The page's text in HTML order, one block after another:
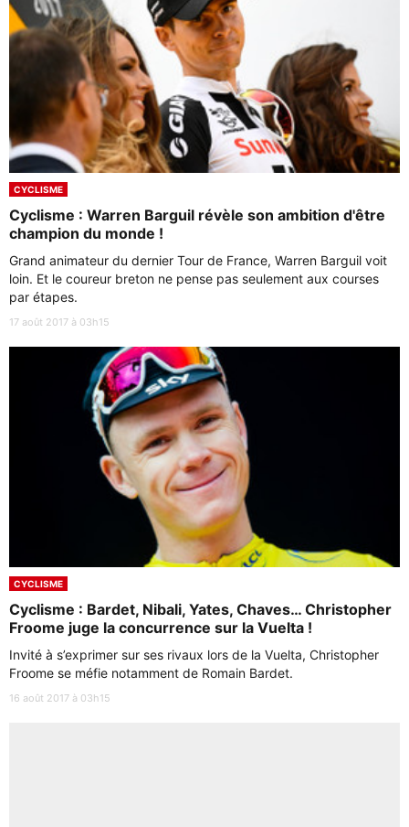
CYCLISME
Cyclisme : Warren Barguil révèle son ambition d'être
champion du monde !
Grand animateur du dernier Tour de France, Warren Barguil voit
loin. Et le coureur breton ne pense pas seulement aux courses
par étapes.
17 août 2017 à 03h15
CYCLISME
Cyclisme : Bardet, Nibali, Yates, Chaves… Christopher
Froome juge la concurrence sur la Vuelta !
Invité à s’exprimer sur ses rivaux lors de la Vuelta, Christopher
Froome se méfie notamment de Romain Bardet.
16 août 2017 à 03h15